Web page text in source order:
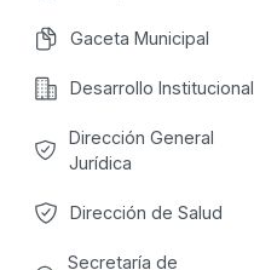
Gaceta Municipal
Desarrollo Institucional
Dirección General
Jurídica
Dirección de Salud
Secretaría de